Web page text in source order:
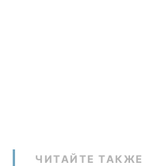
ЧИТАЙТЕ ТАКЖЕ